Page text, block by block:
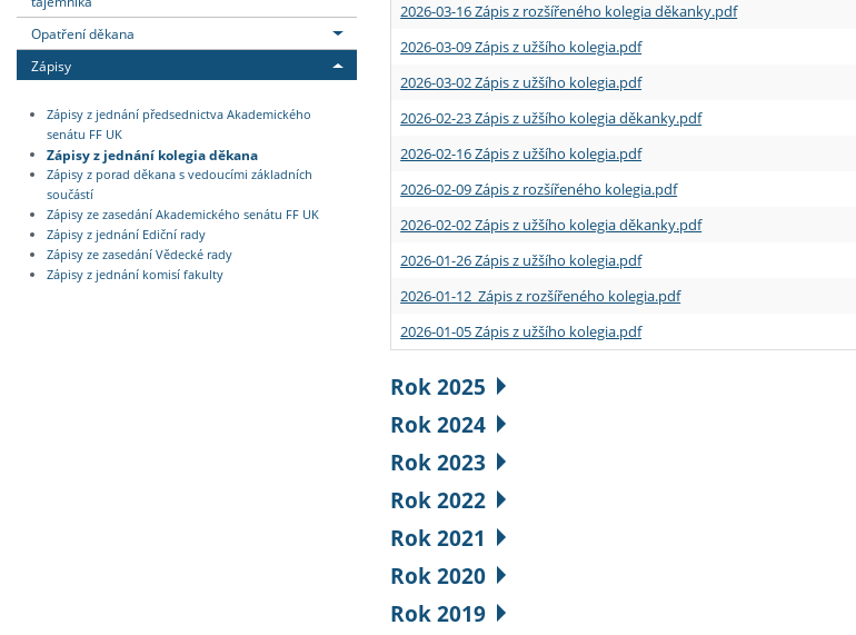
Opatření děkana
Zápisy
Zápisy z jednání předsednictva Akademického
senátu FF UK
Zápisy z jednání kolegia děkana
Zápisy z porad děkana s vedoucími základních
součástí
Zápisy ze zasedání Akademického senátu FF UK
Zápisy z jednání Ediční rady
Zápisy ze zasedání Vědecké rady
Zápisy z jednání komisí fakulty
2026-03-16 Zápis z rozšířeného kolegia děkanky.pdf
2026-03-09 Zápis z užšího kolegia.pdf
2026-03-02 Zápis z užšího kolegia.pdf
2026-02-23 Zápis z užšího kolegia děkanky.pdf
2026-02-16 Zápis z užšího kolegia.pdf
2026-02-09 Zápis z rozšířeného kolegia.pdf
2026-02-02 Zápis z užšího kolegia děkanky.pdf
2026-01-26 Zápis z užšího kolegia.pdf
2026-01-12 Zápis z rozšířeného kolegia.pdf
2026-01-05 Zápis z užšího kolegia.pdf
Rok 2025
Rok 2024
Rok 2023
Rok 2022
Rok 2021
Rok 2020
Rok 2019